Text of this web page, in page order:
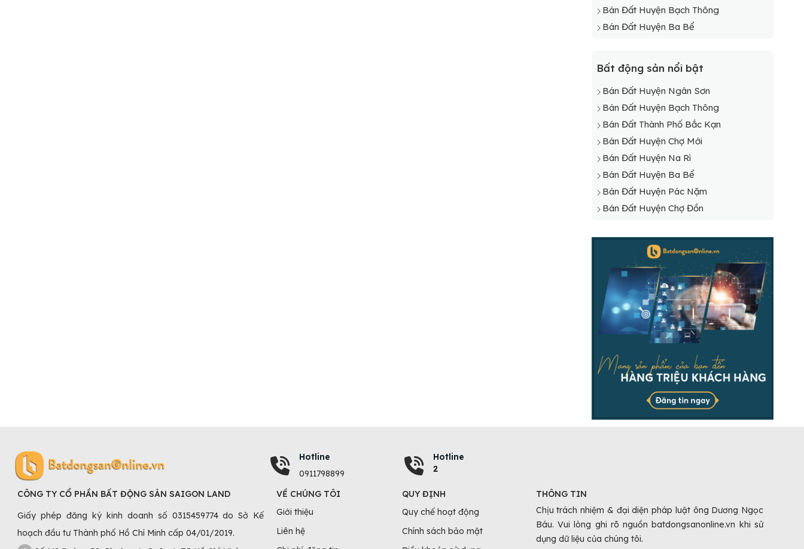
Bán Đất Huyện Bạch Thông
Bán Đất Huyện Ba Bể
Bất động sản nổi bật
Bán Đất Huyện Ngân Sơn
Bán Đất Huyện Bạch Thông
Bán Đất Thành Phố Bắc Kạn
Bán Đất Huyện Chợ Mới
Bán Đất Huyện Na Rì
Bán Đất Huyện Ba Bể
Bán Đất Huyện Pác Nặm
Bán Đất Huyện Chợ Đồn
Hotline
0911798899
Hotline
2
CÔNG TY CỔ PHẦN BẤT ĐỘNG SẢN SAIGON LAND
Giấy phép đăng ký kinh doanh số 0315459774 do Sở Kế
hoạch đầu tư Thành phố Hồ Chí Minh cấp 04/01/2019.
VỀ CHÚNG TÔI
Giới thiệu
Liên hệ
QUY ĐỊNH
Quy chế hoạt động
Chính sách bảo mật
THÔNG TIN
Chịu trách nhiệm & đại diện pháp luật ông Dương Ngọc
Báu. Vui lòng ghi rõ nguồn batdongsanonline.vn khi sử
dụng dữ liệu của chúng tôi.